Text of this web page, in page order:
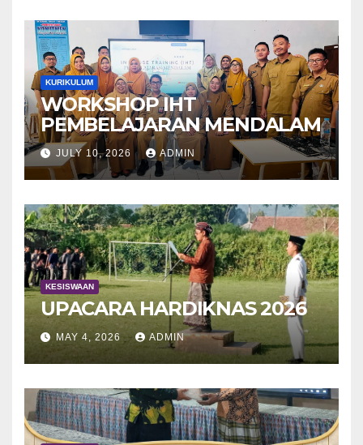
KURIKULUM
WORKSHOP IHT
PEMBELAJARAN MENDALAM
JULY 10, 2026 ADMIN
KESISWAAN
UPACARA HARDIKNAS 2026
MAY 4, 2026 ADMIN